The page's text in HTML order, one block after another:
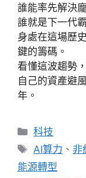
誰能率先解決
誰就是下一代
身處在這場歷
鍵的籌碼。
看懂這波趨勢
自己的資產避
年。
分
類
科技
標
籤
AI算力 、 非
能源轉型